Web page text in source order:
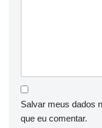
Salvar meus dados
que eu comentar.